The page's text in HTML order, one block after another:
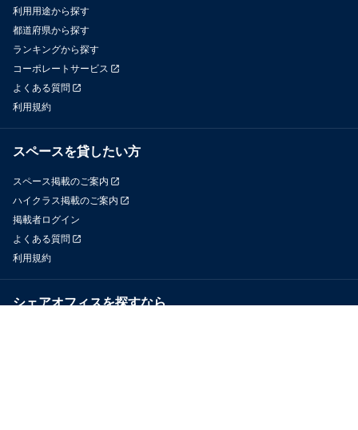
利用用途から探す
都道府県から探す
ランキングから探す
コーポレートサービス
よくある質問
利用規約
スペースを貸したい方
スペース掲載のご案内
ハイクラス掲載のご案内
掲載者ログイン
よくある質問
利用規約
シェアオフィスを探すなら